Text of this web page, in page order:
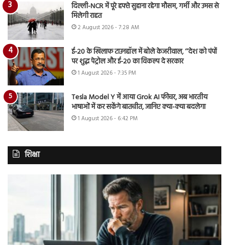
दिल्ली-NCR में पूरे हफ्ते सुहाना रहेगा मौसम, गर्मी और उमस से
मिलेगी राहत
2 August 2026 - 7:28 AM
ई-20 के खिलाफ टाउनहॉल में बोले केजरीवाल, ‘‘देश को पंपों
पर शुद्ध पेट्रोल और ई-20 का विकल्प दे सरकार
1 August 2026 - 7:35 PM
Tesla Model Y में आया Grok AI फीचर, अब भारतीय
भाषाओं में कर सकेंगे बातचीत, जानिए क्या-क्या बदलेगा
1 August 2026 - 6:42 PM
शिक्षा